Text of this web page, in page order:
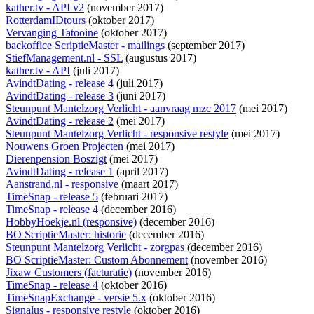
kather.tv - API v2 (november 2017)
RotterdamIDtours (oktober 2017)
Vervanging Tatooine (oktober 2017)
backoffice ScriptieMaster - mailings (september 2017)
StiefManagement.nl - SSL (augustus 2017)
kather.tv - API (juli 2017)
AvindtDating - release 4 (juli 2017)
AvindtDating - release 3 (juni 2017)
Steunpunt Mantelzorg Verlicht - aanvraag mzc 2017 (mei 2017)
AvindtDating - release 2 (mei 2017)
Steunpunt Mantelzorg Verlicht - responsive restyle (mei 2017)
Nouwens Groen Projecten (mei 2017)
Dierenpension Boszigt(mei 2017)
AvindtDating - release 1 (april 2017)
Aanstrand.nl - responsive (maart 2017)
TimeSnap - release 5 (februari 2017)
TimeSnap - release 4 (december 2016)
HobbyHoekje.nl (responsive) (december 2016)
BO ScriptieMaster: historie (december 2016)
Steunpunt Mantelzorg Verlicht - zorgpas (december 2016)
BO ScriptieMaster: Custom Abonnement(november 2016)
Jixaw Customers (facturatie) (november 2016)
TimeSnap - release 4 (oktober 2016)
TimeSnapExchange - versie 5.x (oktober 2016)
Signalus - responsive restyle (oktober 2016)